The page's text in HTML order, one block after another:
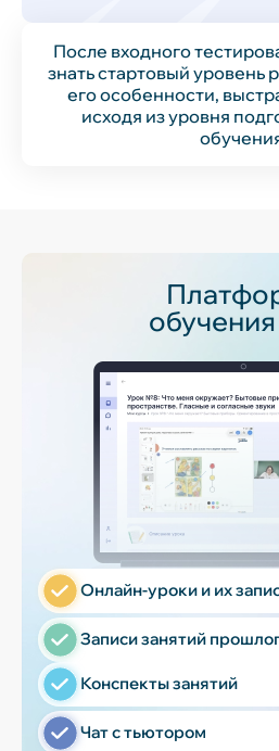
После входного
знать стартовый уровень
его особенности,
исходя из уровня
обучения
Онлайн-уроки и их
Записи занятий
Конспекты занятий
Чат с тьютором